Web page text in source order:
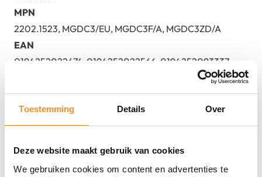
Toestemming Details Over
Deze website maakt gebruik van cookies
We gebruiken cookies om content en advertenties te
MPN
2202.1523, MGDC3/EU, MGDC3F/A, MGDC3ZD/A
EAN
0194252022474, 0194252022566, 0194252093337